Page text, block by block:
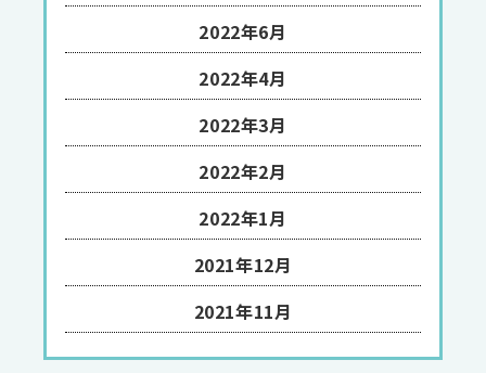
2022年6月
2022年4月
2022年3月
2022年2月
2022年1月
2021年12月
2021年11月